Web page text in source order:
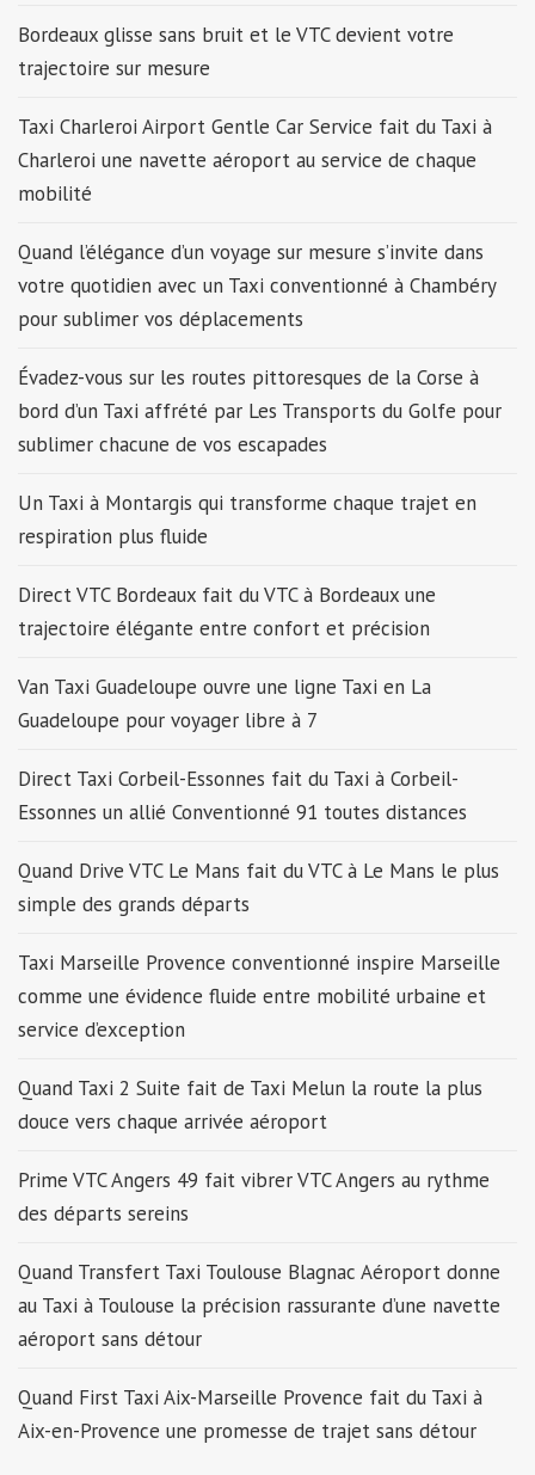
Bordeaux glisse sans bruit et le VTC devient votre
trajectoire sur mesure
Taxi Charleroi Airport Gentle Car Service fait du Taxi à
Charleroi une navette aéroport au service de chaque
mobilité
Quand l’élégance d’un voyage sur mesure s’invite dans
votre quotidien avec un Taxi conventionné à Chambéry
pour sublimer vos déplacements
Évadez-vous sur les routes pittoresques de la Corse à
bord d’un Taxi affrété par Les Transports du Golfe pour
sublimer chacune de vos escapades
Un Taxi à Montargis qui transforme chaque trajet en
respiration plus fluide
Direct VTC Bordeaux fait du VTC à Bordeaux une
trajectoire élégante entre confort et précision
Van Taxi Guadeloupe ouvre une ligne Taxi en La
Guadeloupe pour voyager libre à 7
Direct Taxi Corbeil-Essonnes fait du Taxi à Corbeil-
Essonnes un allié Conventionné 91 toutes distances
Quand Drive VTC Le Mans fait du VTC à Le Mans le plus
simple des grands départs
Taxi Marseille Provence conventionné inspire Marseille
comme une évidence fluide entre mobilité urbaine et
service d’exception
Quand Taxi 2 Suite fait de Taxi Melun la route la plus
douce vers chaque arrivée aéroport
Prime VTC Angers 49 fait vibrer VTC Angers au rythme
des départs sereins
Quand Transfert Taxi Toulouse Blagnac Aéroport donne
au Taxi à Toulouse la précision rassurante d’une navette
aéroport sans détour
Quand First Taxi Aix-Marseille Provence fait du Taxi à
Aix-en-Provence une promesse de trajet sans détour